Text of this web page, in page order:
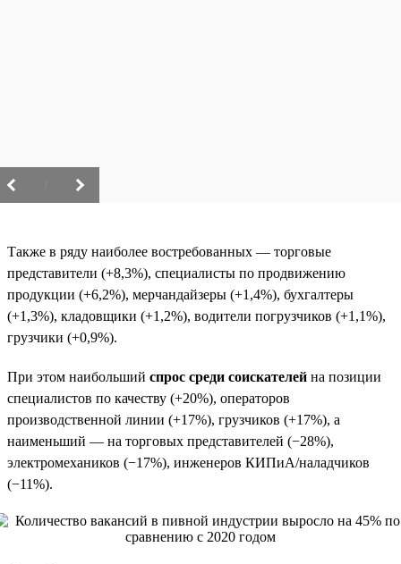
Также в ряду наиболее востребованных — торговые
представители (+8,3%), специалисты по продвижению
продукции (+6,2%), мерчандайзеры (+1,4%), бухгалтеры
(+1,3%), кладовщики (+1,2%), водители погрузчиков (+1,1%),
грузчики (+0,9%).
При этом наибольший спрос среди соискателей на позиции
специалистов по качеству (+20%), операторов
производственной линии (+17%), грузчиков (+17%), а
наименьший — на торговых представителей (−28%),
электромехаников (−17%), инженеров КИПиА/наладчиков
(−11%).